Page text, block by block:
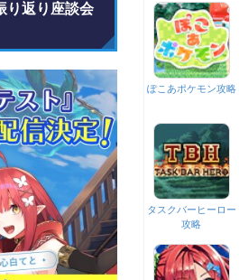
り返り座談会
ぽこあポケモン攻略
タスクバーヒーロー
攻略